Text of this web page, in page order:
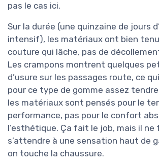
pas le cas ici.
Sur la durée (une quinzaine de jours
intensif), les matériaux ont bien
couture qui lâche, pas de
Les crampons montrent quelques
d’usure sur les passages route, ce
pour ce type de gomme assez
les matériaux sont pensés pour le
performance, pas pour le confort
l’esthétique. Ça fait le job, mais il ne
s’attendre à une sensation haut de
on touche la chaussure.